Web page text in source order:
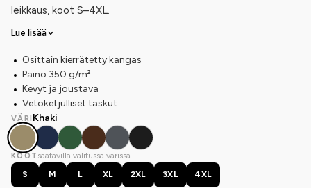
leikkaus, koot S–4XL.
Lue lisää
Osittain kierrätetty kangas
Paino 350 g/m²
Kevyt ja joustava
Vetoketjulliset taskut
VÄRI Khaki
KOOT saatavilla valitussa värissä
S
M L XL 2XL 3XL 4XL